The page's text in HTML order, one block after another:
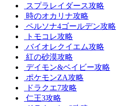
スプラレイダース攻略
時のオカリナ攻略
ペルソナ4ゴールデン攻略
トモコレ攻略
バイオレクイエム攻略
紅の砂漠攻略
デイモン&ベイビー攻略
ポケモンZA攻略
ドラクエ7攻略
仁王3攻略